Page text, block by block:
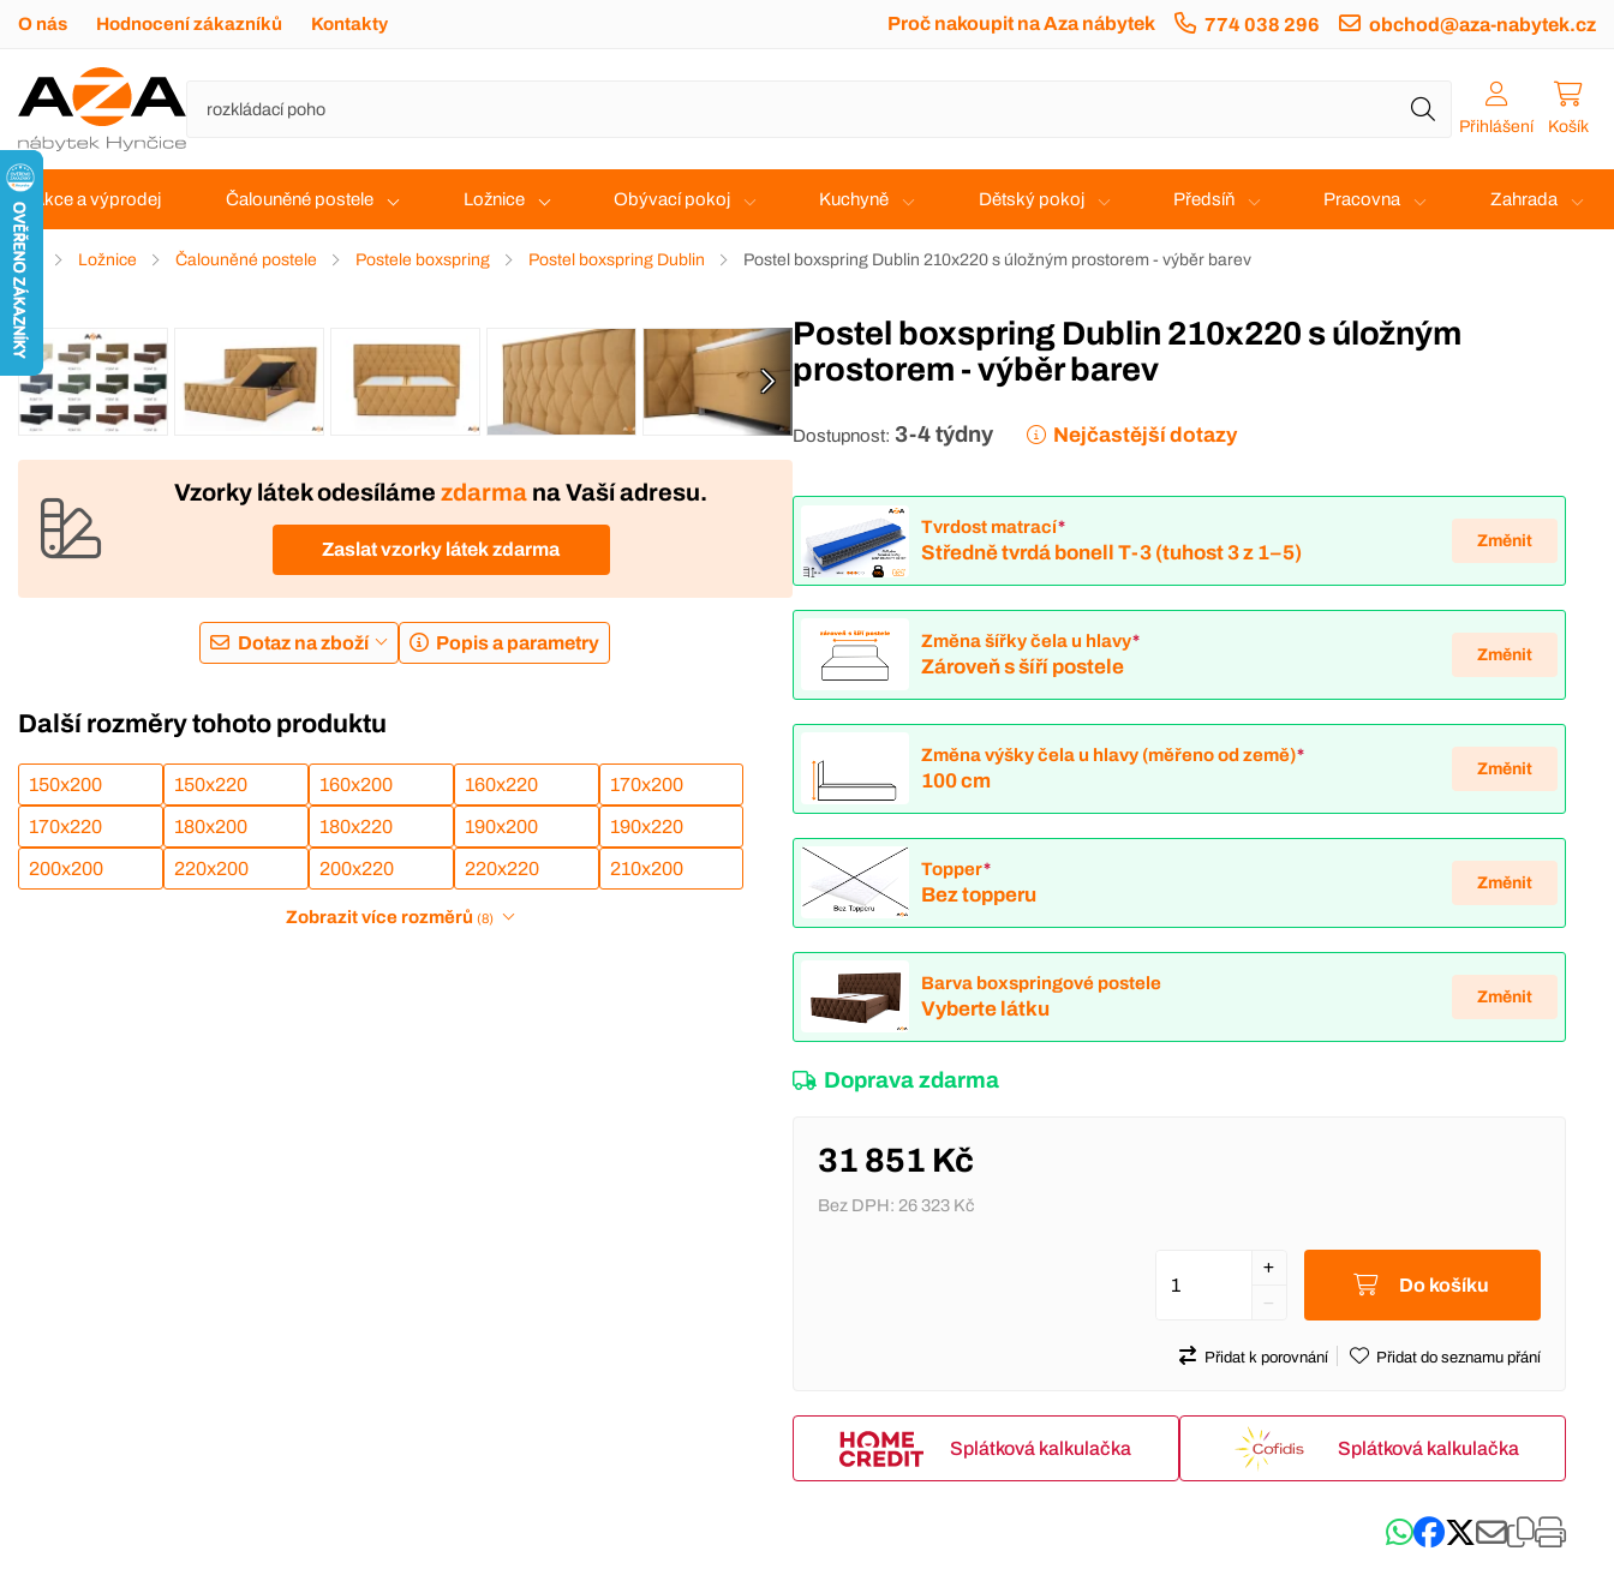
O nás Hodnocení zákazníků Kontakty Proč nakoupit na Aza nábytek 774 038 296 obchod@aza-nabytek.cz
Přihlášení Košík
Akce a výprodej Čalouněné postele Ložnice Obývací pokoj Kuchyně Dětský pokoj Předsíň Pracovna Zahrada
Ložnice Čalouněné postele Postele boxspring Postel boxspring Dublin Postel boxspring Dublin 210x220 s úložným prostorem - výběr barev
VÝROBA
DOPRAVA ZDARMA
Vzorky látek odesílámezdarma na Vaší adresu.
Zaslat vzorky látek zdarma
Dotaz na zboží Popis a parametry
Další rozměry tohoto produktu
150x200 150x220 160x200 160x220 170x200
170x220 180x200 180x220 190x200 190x220
200x200 220x200 200x220 220x220 210x200
Zobrazit více rozměrů (8)
Postel boxspring Dublin 210x220 s úložným
prostorem - výběr barev
Dostupnost: 3-4 týdny Nejčastější dotazy
Tvrdost matrací*
Středně tvrdá bonell T-3 (tuhost 3 z 1–5)
Změnit
Změna šířky čela u hlavy*
Zároveň s šíří postele
Změnit
Změna výšky čela u hlavy (měřeno od země)*
100 cm
Změnit
Topper*
Bez topperu
Změnit
Barva boxspringové postele
Vyberte látku
Změnit
Doprava zdarma
31 851 Kč
Bez DPH: 26 323 Kč
Do košíku
Přidat k porovnání Přidat do seznamu přání
Splátková kalkulačka Splátková kalkulačka